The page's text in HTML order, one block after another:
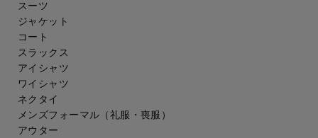
スーツ
ジャケット
コート
スラックス
アイシャツ
ワイシャツ
ネクタイ
メンズフォーマル （礼服・喪服）
アウター